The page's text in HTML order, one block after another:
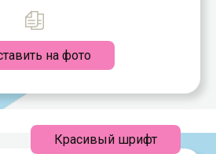
на фото
Красивый шрифт